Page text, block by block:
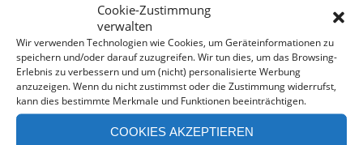
Cookie-Zustimmung
verwalten
Wir verwenden Technologien wie Cookies, um Geräteinformationen zu
speichern und/oder darauf zuzugreifen. Wir tun dies, um das Browsing-
Erlebnis zu verbessern und um (nicht) personalisierte Werbung
anzuzeigen. Wenn du nicht zustimmst oder die Zustimmung widerrufst,
kann dies bestimmte Merkmale und Funktionen beeinträchtigen.
COOKIES AKZEPTIEREN
Deine individuelle Beratung bei der Campermiete
in Deutschland und Europa.
Bei einer Anfrage über diesen Banner erhältst Du
automatisch einenRabatt!*